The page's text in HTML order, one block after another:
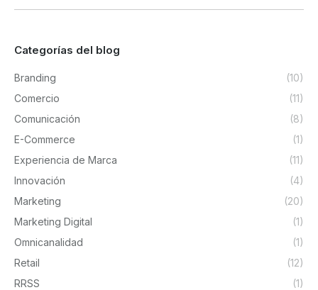
Categorías del blog
Branding
(10)
Comercio
(11)
Comunicación
(8)
E-Commerce
(1)
Experiencia de Marca
(11)
Innovación
(4)
Marketing
(20)
Marketing Digital
(1)
Omnicanalidad
(1)
Retail
(12)
RRSS
(1)